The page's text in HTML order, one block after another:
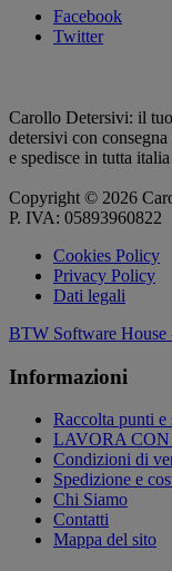
Facebook
Twitter
Carollo Detersivi: il
detersivi con
e spedisce in tutta italia
Copyright © 2026
P. IVA: 05893960822
Cookies Policy
Privacy Policy
Dati legali
BTW Software
Informazioni
Raccolta punti e
LAVORA
Condizioni di
Spedizione e
Chi Siamo
Contatti
Mappa del sito